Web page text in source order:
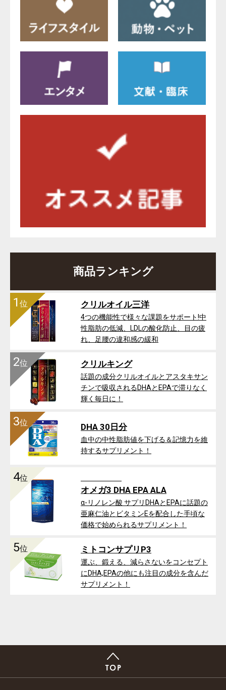
商品ランキング
1 位 クリルオイル三洋
4つの機能性で様々な課題をサポート!中
性脂肪の低減、LDLの酸化防止、目の疲
れ、足腰の違和感の緩和
2位 クリルキング
話題の成分クリルオイルとアスタキサン
チンで吸収されるDHAとEPAで滞りなく
輝く毎日に！
3位 DHA 30日分
血中の中性脂肪値を下げる＆記憶力を維
持するサプリメント！
4位
オメガ3 DHA EPA ALA
α-リノレン酸 サプリDHAとEPAに話題の
亜麻仁油とビタミンEを配合した手頃な
価格で始められるサプリメント！
5位 ミトコンサプリP3
運ぶ、鍛える、減らさないをコンセプト
にDHA,EPAの他にも注目の成分を含んだ
サプリメント！